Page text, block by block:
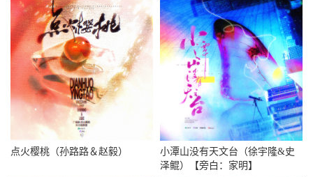
点火樱桃（孙路路＆赵毅）
小潭山没有天文台（徐宇隆&史
泽鲲）【旁白：家明】